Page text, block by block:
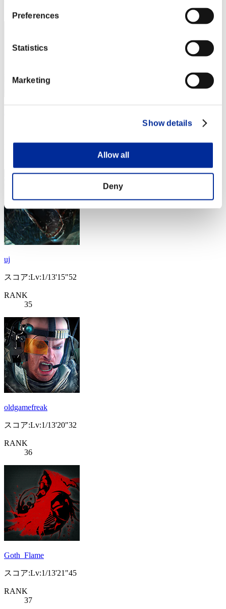
Preferences
Statistics
Marketing
Show details
Allow all
Deny
uj
スコア:Lv:1/13'15"52
RANK
35
oldgamefreak
スコア:Lv:1/13'20"32
RANK
36
Goth_Flame
スコア:Lv:1/13'21"45
RANK
37